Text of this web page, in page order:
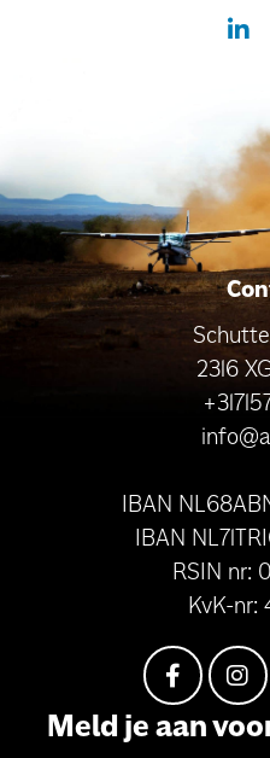
2316
IBAN
IBAN
RSIN nr:
KvK-nr:
Meld je aan